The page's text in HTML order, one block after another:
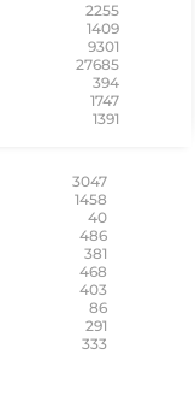
2255
1409
9301
27685
394
1747
1391
3047
1458
40
486
381
468
403
86
291
333